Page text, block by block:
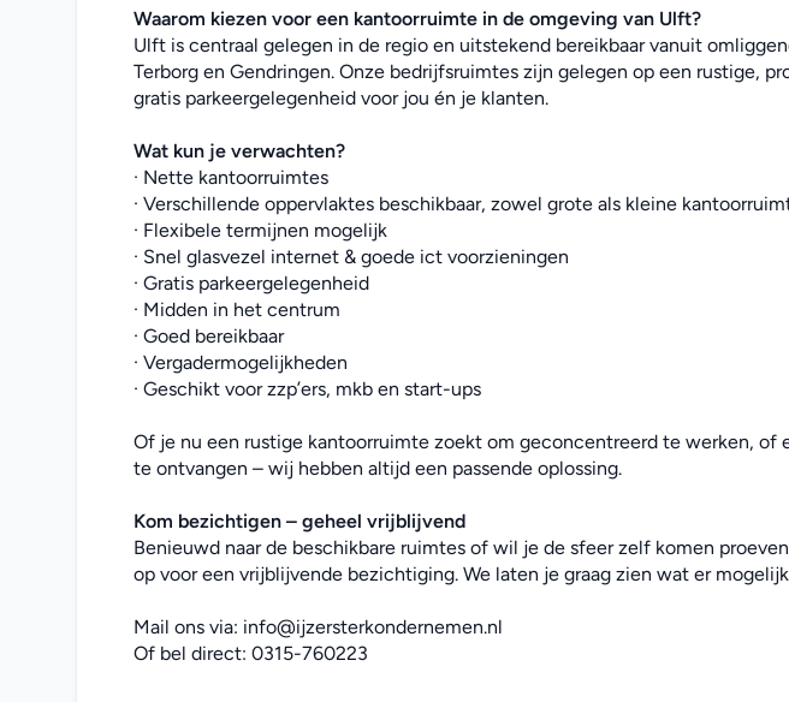
Waarom kiezen voor een kantoorruimte in de omgeving van Ulft?
Ulft is centraal gelegen in de regio en uitstekend bereikbaar vanuit
Terborg en Gendringen. Onze bedrijfsruimtes zijn gelegen op een rustige,
gratis parkeergelegenheid voor jou én je klanten.
Wat kun je verwachten?
· Nette kantoorruimtes
· Verschillende oppervlaktes beschikbaar, zowel grote als kleine
· Flexibele termijnen mogelijk
· Snel glasvezel internet & goede ict voorzieningen
· Gratis parkeergelegenheid
· Midden in het centrum
· Goed bereikbaar
· Vergadermogelijkheden
· Geschikt voor zzp’ers, mkb en start-ups
Of je nu een rustige kantoorruimte zoekt om geconcentreerd te werken,
te ontvangen – wij hebben altijd een passende oplossing.
Kom bezichtigen – geheel vrijblijvend
Benieuwd naar de beschikbare ruimtes of wil je de sfeer zelf komen
op voor een vrijblijvende bezichtiging. We laten je graag zien wat er
Mail ons via: info@ijzersterkondernemen.nl
Of bel direct: 0315-760223